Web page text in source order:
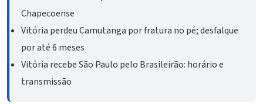
Chapecoense
Vitória perdeu Camutanga por fratura no pé; desfalque
por até 6 meses
Vitória recebe São Paulo pelo Brasileirão: horário e
transmissão